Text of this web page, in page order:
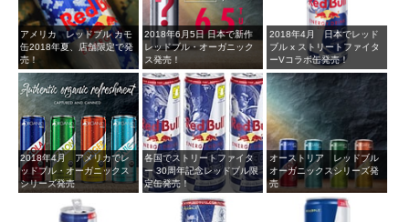
アメリカ レッドブル カモ
缶2018年夏、店舗限定で発
売！
2018年6月5日 日本で新作
レッドブル・オーガニック
ス発売！
2018年4月 日本でレッド
ブル x ストリートファイタ
ーVコラボ缶発売！
2018年4月 アメリカでレ
ッドブル・オーガニックス
シリーズ発売
各国でストリートファイタ
ー 30周年記念レッドブル限
定缶発売！
オーストリア レッドブル
オーガニックスシリーズ発
売